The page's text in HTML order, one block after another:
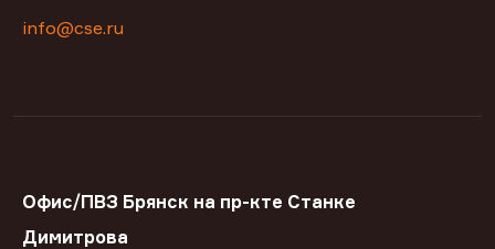
info@cse.ru
Офис/ПВЗ Брянск на пр-кте Станке
Димитрова